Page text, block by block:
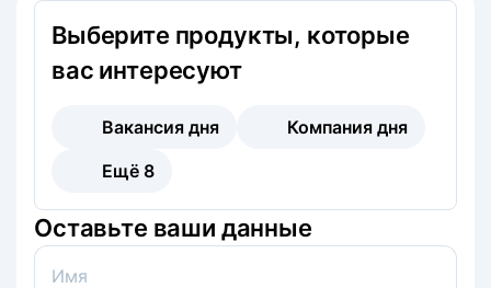
Выберите продукты, которые
вас интересуют
Вакансия дня
Компания дня
Ещё 8
Оставьте ваши данные
Имя